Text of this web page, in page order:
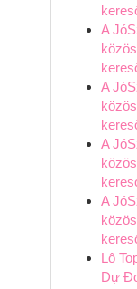
A
A
A
A
Lô
Dự